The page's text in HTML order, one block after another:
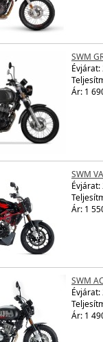
SWM
Évjárat:
Ár: 1
SWM
Évjárat:
Ár: 1
SWM
Évjárat:
Ár: 1